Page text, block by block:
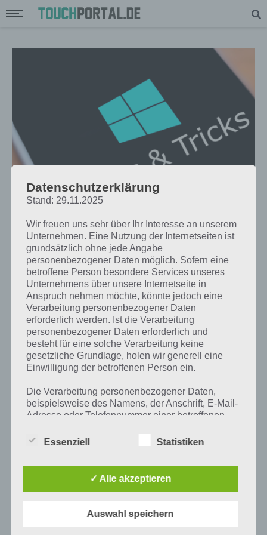
TIPPS & TRICKS
WINDOWS 10 MOBILE: DIE BESTEN
TIPPS UND TRICKS ZUM START
PAUL STELZER-06. APRIL 2016
[caption id="attachment_24365" align="alignright"
width="150"] Windows 10 Mobile Tipps und
Tricks[/caption] Es ist soweit. Microsoft hat damit
begonnen damit Windows 10 Mobile für Windows
Phones auszurollen. Das bietet…
Datenschutzerklärung
Stand: 29.11.2025
Wir freuen uns sehr über Ihr Interesse an unserem
Unternehmen. Eine Nutzung der Internetseiten ist
grundsätzlich ohne jede Angabe
personenbezogener Daten möglich. Sofern eine
betroffene Person besondere Services unseres
Unternehmens über unsere Internetseite in
Anspruch nehmen möchte, könnte jedoch eine
Verarbeitung personenbezogener Daten
erforderlich werden. Ist die Verarbeitung
personenbezogener Daten erforderlich und
besteht für eine solche Verarbeitung keine
gesetzliche Grundlage, holen wir generell eine
Einwilligung der betroffenen Person ein.
Die Verarbeitung personenbezogener Daten,
beispielsweise des Namens, der Anschrift, E-Mail-
Adresse oder Telefonnummer einer betroffenen
Datenschutz-Grundverordnung und in
Mittels dieser Datenschutzerklärung möchte unser
Unternehmen die Öffentlichkeit über Art, Umfang
verarbeiteten personenbezogenen Daten
Essenziell Statistiken
✓ Alle akzeptieren
Auswahl speichern